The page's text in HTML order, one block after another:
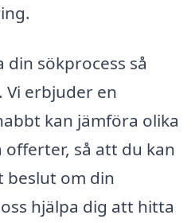
sökprocess så
Vi erbjuder en
kan jämföra olika
så att du kan
om din
hjälpa dig att hitta